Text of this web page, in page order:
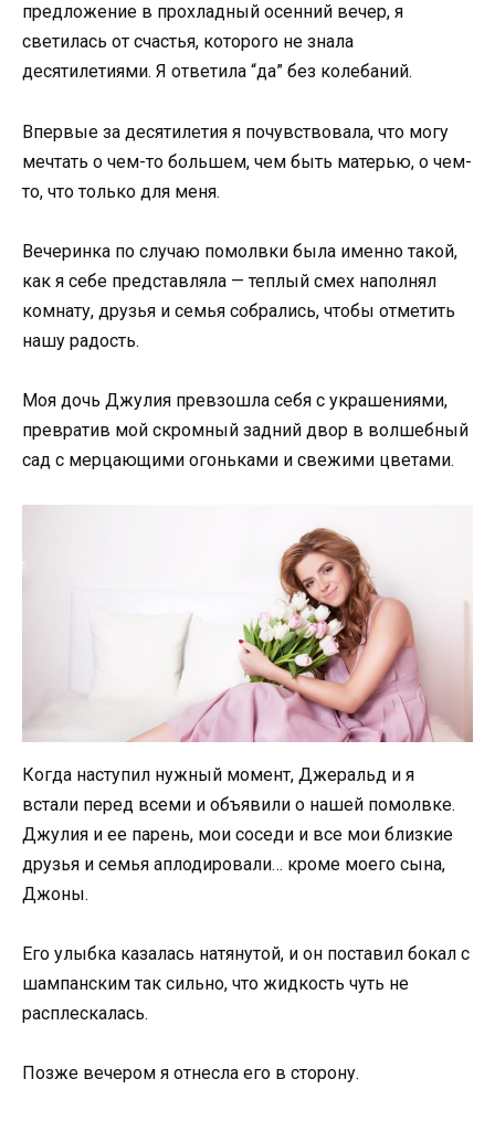
предложение в прохладный осенний вечер, я
светилась от счастья, которого не знала
десятилетиями. Я ответила “да” без колебаний.
Впервые за десятилетия я почувствовала, что могу
мечтать о чем-то большем, чем быть матерью, о чем-
то, что только для меня.
Вечеринка по случаю помолвки была именно такой,
как я себе представляла — теплый смех наполнял
комнату, друзья и семья собрались, чтобы отметить
нашу радость.
Моя дочь Джулия превзошла себя с украшениями,
превратив мой скромный задний двор в волшебный
сад с мерцающими огоньками и свежими цветами.
Когда наступил нужный момент, Джеральд и я
встали перед всеми и объявили о нашей помолвке.
Джулия и ее парень, мои соседи и все мои близкие
друзья и семья аплодировали… кроме моего сына,
Джоны.
Его улыбка казалась натянутой, и он поставил бокал с
шампанским так сильно, что жидкость чуть не
расплескалась.
Позже вечером я отнесла его в сторону.